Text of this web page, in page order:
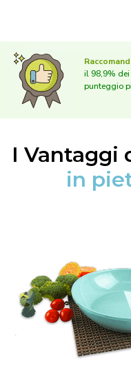
il 98,9% dei
punteggio
I Vantaggi
in